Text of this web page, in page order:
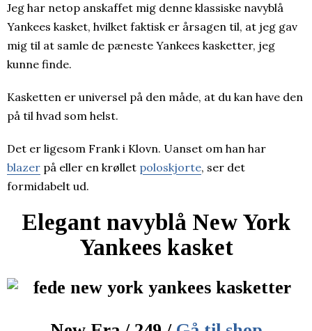
Jeg har netop anskaffet mig denne klassiske navyblå
Yankees kasket, hvilket faktisk er årsagen til, at jeg gav
mig til at samle de pæneste Yankees kasketter, jeg
kunne finde.
Kasketten er universel på den måde, at du kan have den
på til hvad som helst.
Det er ligesom Frank i Klovn. Uanset om han har
blazer på eller en krøllet poloskjorte, ser det
formidabelt ud.
Elegant navyblå New York
Yankees kasket